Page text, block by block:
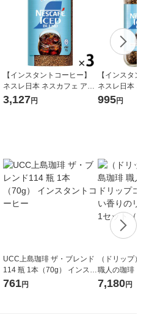
【インスタントコーヒー】
ネスレ日本 ネスカフェ アイ
スブレンド エコ＆システム
3,127円
【インスタン
ネスレ日本 ネ
スブレンド 瓶
995円
UCC上島珈琲 ザ・ブレンド
114 瓶 1本（70g） インスタ
ントコーヒー
761円
（ドリップ）
職人の珈琲 ワ
ーヒー あまい
7,180円